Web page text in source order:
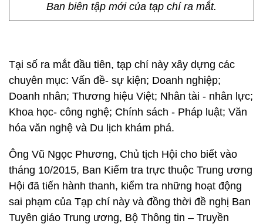
Ban biên tập mới của tạp chí ra mắt.
Tại số ra mắt đầu tiên, tạp chí này xây dựng các
chuyên mục: Vấn đề- sự kiện; Doanh nghiệp;
Doanh nhân; Thương hiệu Việt; Nhân tài - nhân lực;
Khoa học- công nghệ; Chính sách - Pháp luật; Văn
hóa văn nghệ và Du lịch khám phá.
Ông Vũ Ngọc Phương, Chủ tịch Hội cho biết vào
tháng 10/2015, Ban Kiểm tra trực thuộc Trung ương
Hội đã tiến hành thanh, kiểm tra những hoạt động
sai phạm của Tạp chí này và đồng thời đề nghị Ban
Tuyên giáo Trung ương, Bộ Thông tin – Truyền